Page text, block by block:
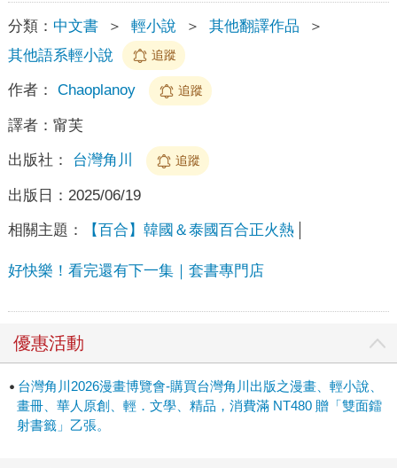
分類： 中文書 ＞ 輕小說 ＞ 其他翻譯作品
＞
其他語系輕小說
追蹤
作者： Chaoplanoy 追蹤
譯者： 甯芙
出版社： 台灣角川 追蹤
出版日： 2025/06/19
相關主題： 【百合】韓國＆泰國百合正火熱
好快樂！看完還有下一集｜套書專門店
優惠活動
台灣角川2026漫畫博覽會-購買台灣角川出版之漫畫、輕小說、
畫冊、華人原創、輕．文學、精品，消費滿 NT480 贈「雙面鐳
射書籤」乙張。